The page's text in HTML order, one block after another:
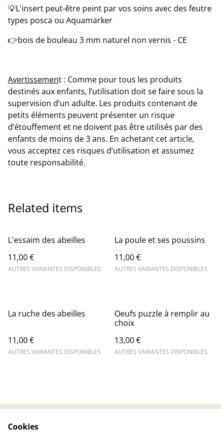
💡L'insert peut-être peint par vos soins avec des feutre
types posca ou Aquamarker
👉bois de bouleau 3 mm naturel non vernis - CE
Avertissement : Comme pour tous les produits
destinés aux enfants, l’utilisation doit se faire sous la
supervision d’un adulte. Les produits contenant de
petits éléments peuvent présenter un risque
d’étouffement et ne doivent pas être utilisés par des
enfants de moins de 3 ans. En achetant cet article,
vous acceptez ces risques d’utilisation et assumez
toute responsabilité.
Related items
L'essaim des abeilles
11,00 €
AUTRES VARIANTES DISPONIBLES
La poule et ses poussins
11,00 €
AUTRES VARIANTES DISPONIBLES
La ruche des abeilles
11,00 €
AUTRES VARIANTES DISPONIBLES
Oeufs puzzle à remplir au
choix
13,00 €
AUTRES VARIANTES DISPONIBLES
Cookies